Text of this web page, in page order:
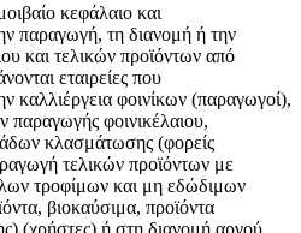
κεφάλαιο και
παραγωγή, τη διανομή ή την
και τελικών προϊόντων από
εταιρείες που
καλλιέργεια φοινίκων (παραγωγοί),
παραγωγής φοινικέλαιου,
κλασμάτωσης (φορείς
τελικών προϊόντων με
τροφίμων και μη εδώδιμων
βιοκαύσιμα, προϊόντα
(χρήστες) ή στη διανομή αργού